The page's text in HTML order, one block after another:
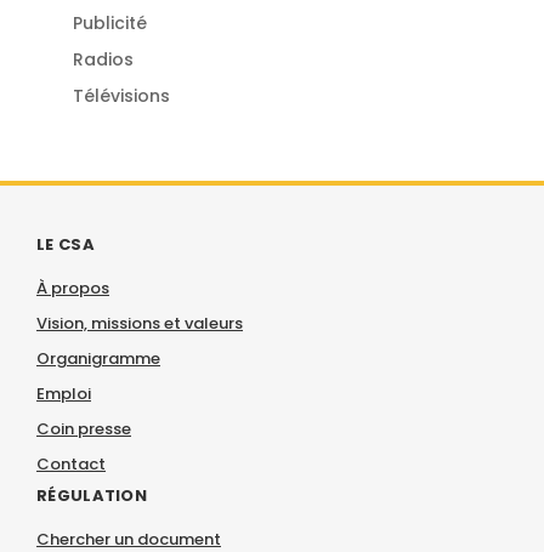
Publicité
Radios
Télévisions
LE CSA
À propos
Vision, missions et valeurs
Organigramme
Emploi
Coin presse
Contact
RÉGULATION
Chercher un document